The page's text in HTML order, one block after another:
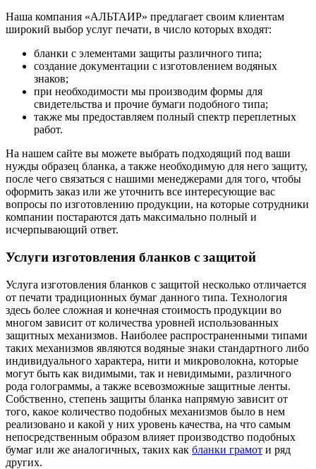
Наша компания «АЛЬТАИР» предлагает своим клиентам
широкий выбор услуг печати, в число которых входят:
бланки с элементами защиты различного типа;
создание документации с изготовлением водяных
знаков;
при необходимости мы производим формы для
свидетельства и прочие бумаги подобного типа;
также мы предоставляем полный спектр переплетных
работ.
На нашем сайте вы можете выбрать подходящий под ваши
нужды образец бланка, а также необходимую для него защиту,
после чего связаться с нашими менеджерами для того, чтобы
оформить заказ или же уточнить все интересующие вас
вопросы по изготовлению продукции, на которые сотрудники
компании постараются дать максимально полный и
исчерпывающий ответ.
Услуги изготовления бланков с защитой
Услуга изготовления бланков с защитой несколько отличается
от печати традиционных бумаг данного типа. Технология
здесь более сложная и конечная стоимость продукции во
многом зависит от количества уровней использованных
защитных механизмов. Наиболее распространенными типами
таких механизмов являются водяные знаки стандартного либо
индивидуального характера, нити и микроволокна, которые
могут быть как видимыми, так и невидимыми, различного
рода голограммы, а также всевозможные защитные ленты.
Собственно, степень защиты бланка напрямую зависит от
того, какое количество подобных механизмов было в нем
реализовано и какой у них уровень качества, на что самым
непосредственным образом влияет производство подобных
бумаг или же аналогичных, таких как бланки грамот и ряд
других.